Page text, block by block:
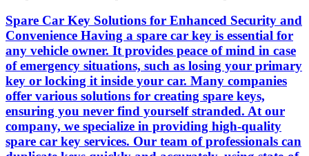
Spare Car Key Solutions for Enhanced Security and
Convenience Having a spare car key is essential for
any vehicle owner. It provides peace of mind in case
of emergency situations, such as losing your primary
key or locking it inside your car. Many companies
offer various solutions for creating spare keys,
ensuring you never find yourself stranded. At our
company, we specialize in providing high-quality
spare car key services. Our team of professionals can